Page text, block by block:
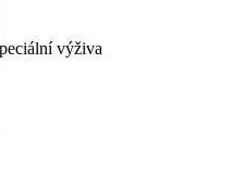
výživa